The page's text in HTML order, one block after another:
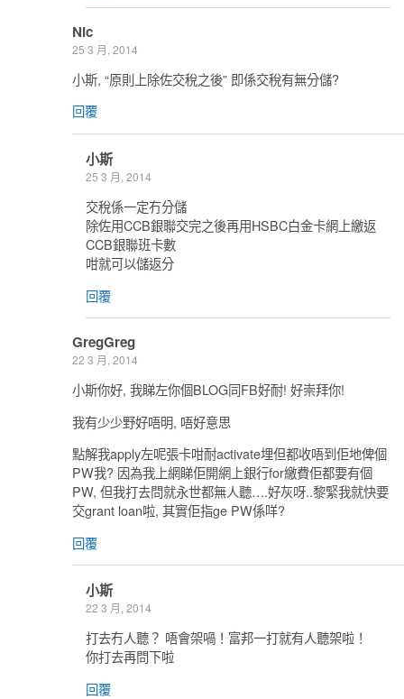
Nic
25 3 月, 2014
小斯, “原則上除佐交稅之後” 即係交稅有無分儲?
回覆
小斯
25 3 月, 2014
交稅係一定冇分儲
除佐用CCB銀聯交完之後再用HSBC白金卡網上繳返
CCB銀聯班卡數
咁就可以儲返分
回覆
GregGreg
22 3 月, 2014
小斯你好, 我睇左你個BLOG同FB好耐! 好崇拜你!
我有少少野好唔明, 唔好意思
點解我apply左呢張卡咁耐activate埋但都收唔到佢地俾個
PW我? 因為我上網睇佢開網上銀行for繳費佢都要有個
PW, 但我打去問就永世都無人聽….好灰呀..黎緊我就快要
交grant loan啦, 其實佢指ge PW係咩?
回覆
小斯
22 3 月, 2014
打去冇人聽？ 唔會架喎！富邦一打就有人聽架啦！
你打去再問下啦
回覆